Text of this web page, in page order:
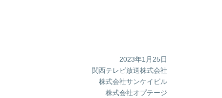
2023年1月25日
関西テレビ放送株式会社
株式会社サンケイビル
株式会社オプテージ